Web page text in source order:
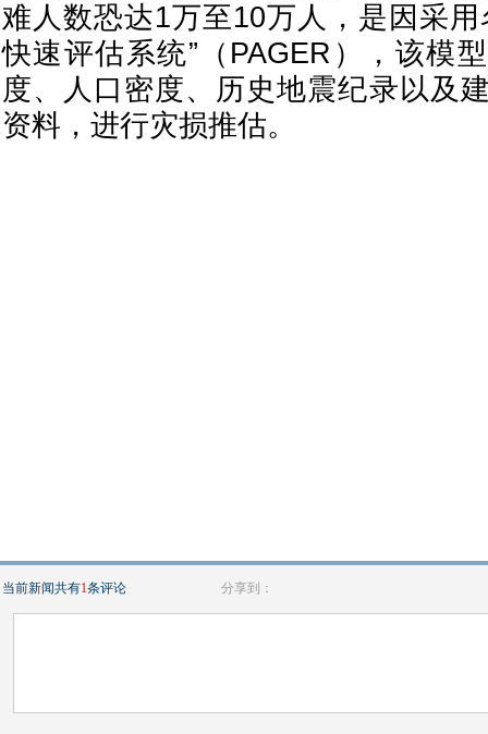
难人数恐达1万至10万人，是因采用
快速评估系统”（PAGER），该模
度、人口密度、历史地震纪录以及
资料，进行灾损推估。
当前新闻共有1条评论 分享到：